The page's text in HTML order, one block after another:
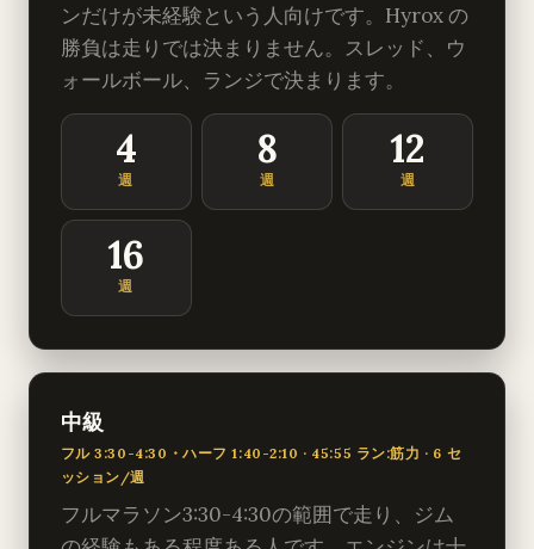
ンだけが未経験という人向けです。Hyrox の
勝負は走りでは決まりません。スレッド、ウ
ォールボール、ランジで決まります。
4
週
8
週
12
週
16
週
中級
フル 3:30-4:30・ハーフ 1:40-2:10 · 45:55 ラン:筋力 · 6 セ
ッション/週
フルマラソン3:30-4:30の範囲で走り、ジム